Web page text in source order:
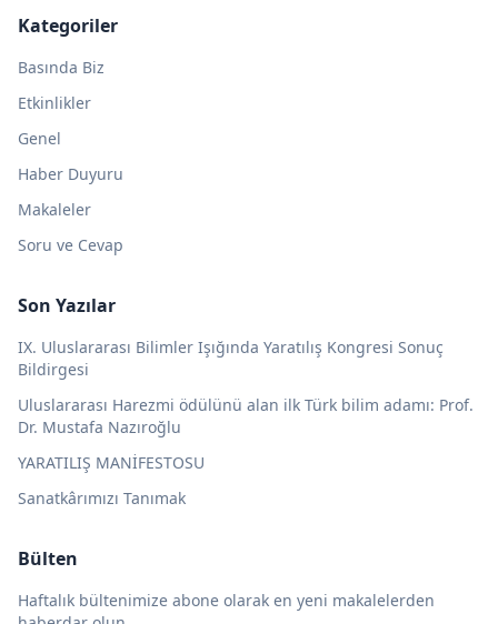
Kategoriler
Basında Biz
Etkinlikler
Genel
Haber Duyuru
Makaleler
Soru ve Cevap
Son Yazılar
IX. Uluslararası Bilimler Işığında Yaratılış Kongresi Sonuç
Bildirgesi
Uluslararası Harezmi ödülünü alan ilk Türk bilim adamı: Prof.
Dr. Mustafa Nazıroğlu
YARATILIŞ MANİFESTOSU
Sanatkârımızı Tanımak
Bülten
Haftalık bültenimize abone olarak en yeni makalelerden